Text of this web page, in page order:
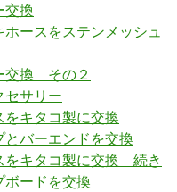
交換
ースをステンメッシュ
交換 その２
セサリー
をキタコ製に交換
とバーエンドを交換
をキタコ製に交換 続き
ボードを交換